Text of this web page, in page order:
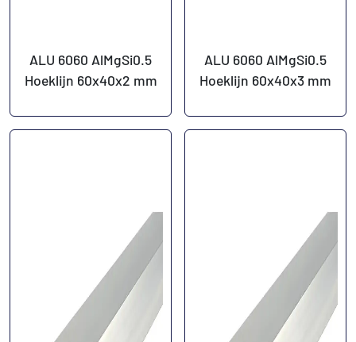
ALU 6060 AlMgSi0.5
Hoeklijn 60x40x2 mm
ALU 6060 AlMgSi0.5
Hoeklijn 60x40x3 mm